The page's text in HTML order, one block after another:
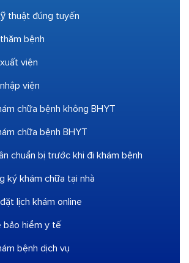
thuật đúng tuyến
bệnh
viện
viện
chữa bệnh không BHYT
chữa bệnh BHYT
chuẩn bị trước khi đi khám bệnh
ký khám chữa tại nhà
lịch khám online
bảo hiểm y tế
bệnh dịch vụ